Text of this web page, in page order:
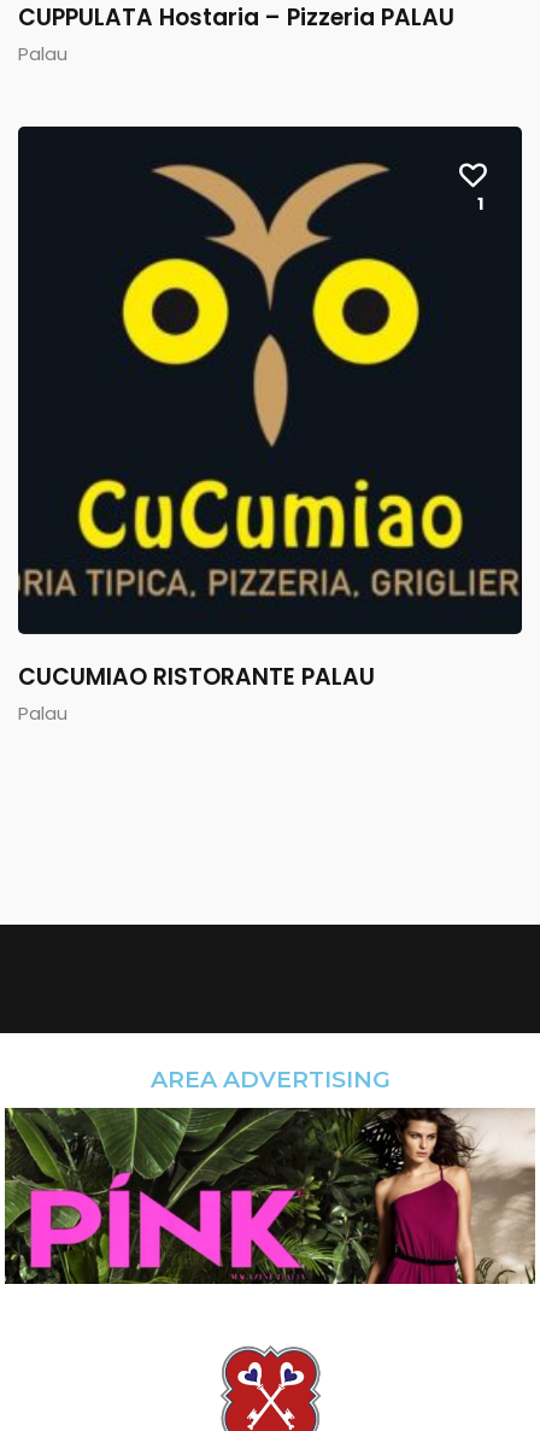
CUPPULATA Hostaria – Pizzeria PALAU
Palau
1
CUCUMIAO RISTORANTE PALAU
Palau
AREA ADVERTISING